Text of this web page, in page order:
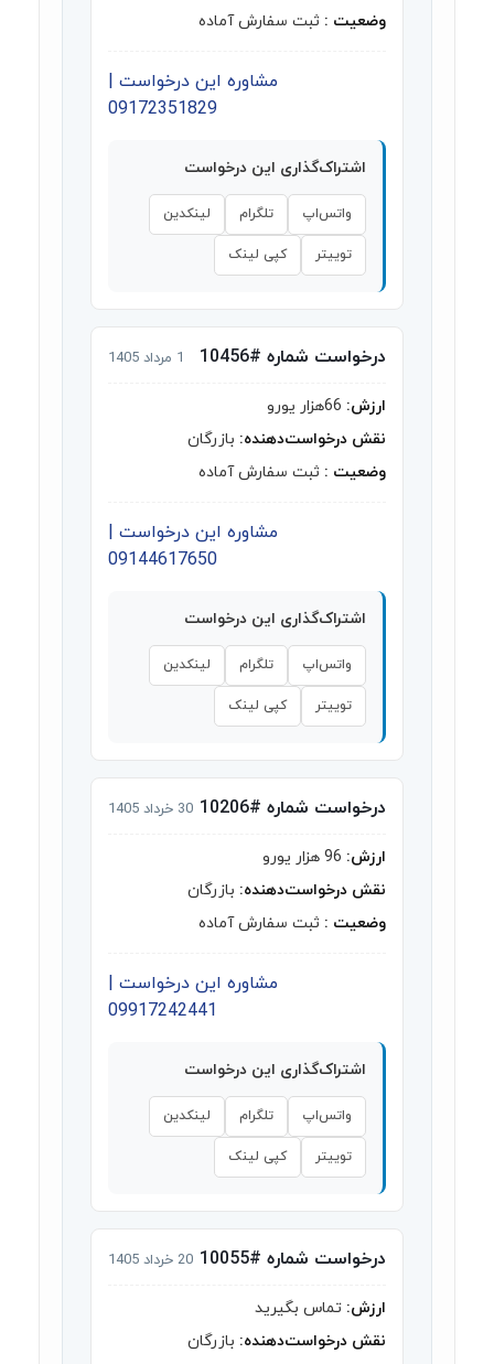
وضعیت : ثبت سفارش آماده
مشاوره این درخواست |
09172351829
اشتراک‌گذاری این درخواست
واتس‌اپ تلگرام لینکدین
توییتر کپی لینک
درخواست شماره #10456 1 مرداد 1405
ارزش:
نقش درخواست‌دهنده: بازرگان
وضعیت : ثبت سفارش آماده
مشاوره این درخواست |
09144617650
اشتراک‌گذاری این درخواست
واتس‌اپ تلگرام لینکدین
توییتر کپی لینک
درخواست شماره #10206 30 خرداد 1405
ارزش:
نقش درخواست‌دهنده: بازرگان
وضعیت : ثبت سفارش آماده
مشاوره این درخواست |
09917242441
اشتراک‌گذاری این درخواست
واتس‌اپ تلگرام لینکدین
توییتر کپی لینک
درخواست شماره #10055 20 خرداد 1405
ارزش: تماس بگیرید
نقش درخواست‌دهنده: بازرگان